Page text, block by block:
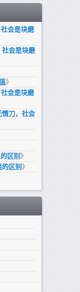
会是块磨
社会是块磨
》
会是块磨
情刀，社会
区别》
区别》